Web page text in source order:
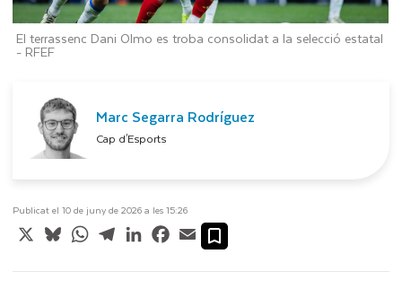
El terrassenc Dani Olmo es troba consolidat a la selecció estatal
- RFEF
Marc Segarra Rodríguez
Cap d'Esports
Publicat el 10 de juny de 2026 a les 15:26
X BlueskyWhatsApp
TelegramLinkedInFacebook
Email